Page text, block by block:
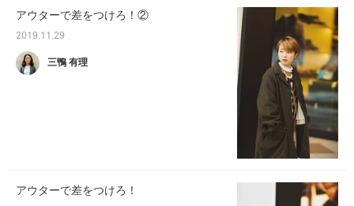
アウターで差をつけろ！②
2019.11.29
三鴨 有理
アウターで差をつけろ！